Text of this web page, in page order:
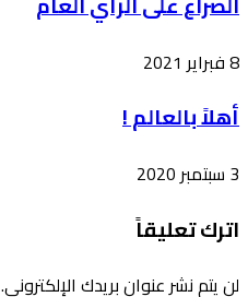
8 فبراير 2021
أهلاً بالعالم !
3 سبتمبر 2020
اترك تعليقاً
لن يتم نشر عنوان بريدك الإلكتروني.